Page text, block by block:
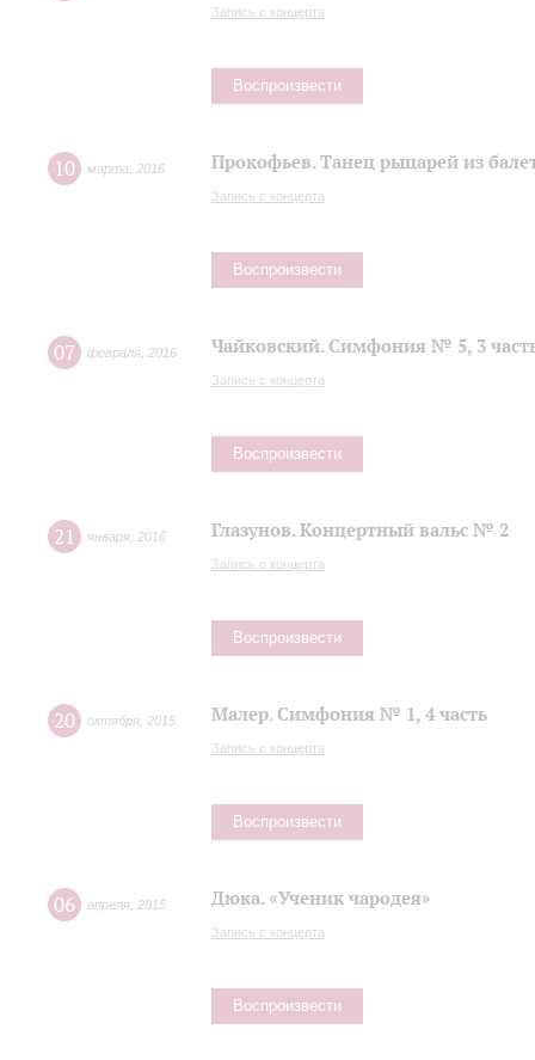
Запись с концерта
Воспроизвести
10 марта 2016 Прокофьев. Танец рыцарей из
Запись с концерта
Воспроизвести
07 февраля 2016 Чайковский. Симфония № 5, 3
Запись с концерта
Воспроизвести
21 января 2016 Глазунов. Концертный вальс № 2
Запись с концерта
Воспроизвести
20 октября 2015 Малер. Симфония № 1, 4 часть
Запись с концерта
Воспроизвести
06 апреля 2015 Дюка. «Ученик чародея»
Запись с концерта
Воспроизвести